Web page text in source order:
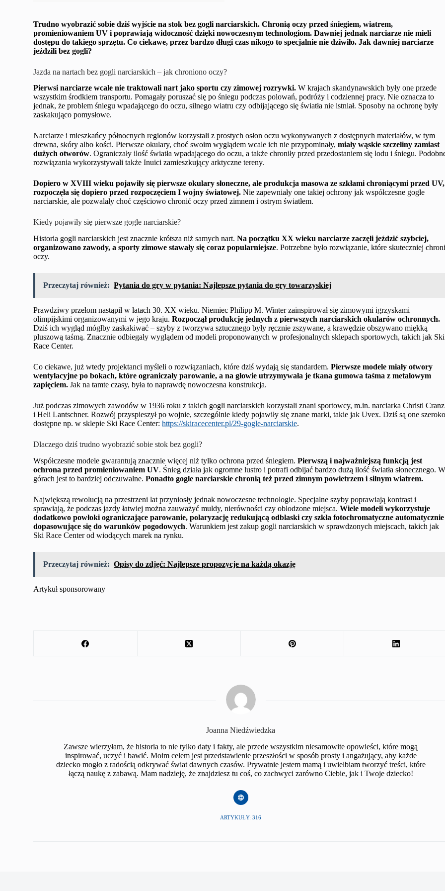
Trudno wyobrazić sobie dziś wyjście na stok bez gogli narciarskich. Chronią oczy przed śniegiem, wiatrem,
promieniowaniem UV i poprawiają widoczność dzięki nowoczesnym technologiom. Dawniej jednak narciarze nie mieli
dostępu do takiego sprzętu. Co ciekawe, przez bardzo długi czas nikogo to specjalnie nie dziwiło. Jak dawniej narciarze
jeździli bez gogli?
Jazda na nartach bez gogli narciarskich – jak chroniono oczy?
Pierwsi narciarze wcale nie traktowali nart jako sportu czy zimowej rozrywki.W krajach skandynawskich były one przede
wszystkim środkiem transportu. Pomagały poruszać się po śniegu podczas polowań, podróży i codziennej pracy. Nie oznacza to
jednak, że problem śniegu wpadającego do oczu, silnego wiatru czy odbijającego się światła nie istniał. Sposoby na ochronę były
zaskakująco pomysłowe.
Narciarze i mieszkańcy północnych regionów korzystali z prostych osłon oczu wykonywanych z dostępnych materiałów, w tym
drewna, skóry albo kości. Pierwsze okulary, choć swoim wyglądem wcale ich nie przypominały,miały wąskie szczeliny zamiast
dużych otworów. Ograniczały ilość światła wpadającego do oczu, a także chroniły przed przedostaniem się lodu i śniegu.
rozwiązania wykorzystywali także Inuici zamieszkujący arktyczne tereny.
Dopiero w XVIII wieku pojawiły się pierwsze okulary słoneczne, ale produkcja masowa ze szkłami chroniącymi przed UV,
rozpoczęła się dopiero przed rozpoczęciem I wojny światowej. Nie zapewniały one takiej ochrony jak współczesne gogle
narciarskie, ale pozwalały choć częściowo chronić oczy przed zimnem i ostrym światłem.
Kiedy pojawiły się pierwsze gogle narciarskie?
Historia gogli narciarskich jest znacznie krótsza niż samych nart.Na początku XX wieku narciarze zaczęli jeździć szybciej,
organizowano zawody, a sporty zimowe stawały się coraz popularniejsze. Potrzebne było rozwiązanie, które skuteczniej
oczy.
Przeczytaj również: Pytania do gry w pytania: Najlepsze pytania do gry towarzyskiej
Prawdziwy przełom nastąpił w latach 30. XX wieku. Niemiec Philipp M. Winter zainspirował się zimowymi igrzyskami
olimpijskimi organizowanymi w jego kraju.Rozpoczął produkcję jednych z pierwszych narciarskich okularów ochronnych.
Dziś ich wygląd mógłby zaskakiwać – szyby z tworzywa sztucznego były ręcznie zszywane, a krawędzie obszywano miękką
pluszową taśmą. Znacznie odbiegały wyglądem od modeli proponowanych w profesjonalnych sklepach sportowych, takich jak Ski
Race Center.
Co ciekawe, już wtedy projektanci myśleli o rozwiązaniach, które dziś wydają się standardem.Pierwsze modele miały otwory
wentylacyjne po bokach, które ograniczały parowanie, a na głowie utrzymywała je tkana gumowa taśma z metalowym
zapięciem. Jak na tamte czasy, była to naprawdę nowoczesna konstrukcja.
Już podczas zimowych zawodów w 1936 roku z takich gogli narciarskich korzystali znani sportowcy, m.in. narciarka Christl Cranz
i Heli Lantschner. Rozwój przyspieszył po wojnie, szczególnie kiedy pojawiły się znane marki, takie jak Uvex. Dziś są one
dostępne np. w sklepie Ski Race Center:https://skiracecenter.pl/29-gogle-narciarskie.
Dlaczego dziś trudno wyobrazić sobie stok bez gogli?
Współczesne modele gwarantują znacznie więcej niż tylko ochrona przed śniegiem.Pierwszą i najważniejszą funkcją jest
ochrona przed promieniowaniem UV. Śnieg działa jak ogromne lustro i potrafi odbijać bardzo dużą ilość światła słonecznego.
górach jest to bardziej odczuwalne. Ponadto gogle narciarskie chronią też przed zimnym powietrzem i silnym wiatrem.
Największą rewolucją na przestrzeni lat przyniosły jednak nowoczesne technologie. Specjalne szyby poprawiają kontrast i
sprawiają, że podczas jazdy łatwiej można zauważyć muldy, nierówności czy oblodzone miejsca.Wiele modeli wykorzystuje
dodatkowo powłoki ograniczające parowanie, polaryzację redukującą odblaski czy szkła fotochromatyczne automatycznie
dopasowujące się do warunków pogodowych. Warunkiem jest zakup gogli narciarskich w sprawdzonych miejscach, takich jak
Ski Race Center od wiodących marek na rynku.
Przeczytaj również: Opisy do zdjęć: Najlepsze propozycje na każdą okazję
Artykuł sponsorowany
Joanna Niedźwiedzka
Zawsze wierzyłam, że historia to nie tylko daty i fakty, ale przede wszystkim niesamowite opowieści, które mogą
inspirować, uczyć i bawić. Moim celem jest przedstawienie przeszłości w sposób prosty i angażujący, aby każde
dziecko mogło z radością odkrywać świat dawnych czasów. Prywatnie jestem mamą i uwielbiam tworzyć treści, które
łączą naukę z zabawą. Mam nadzieję, że znajdziesz tu coś, co zachwyci zarówno Ciebie, jak i Twoje dziecko!
ARTYKUŁY: 316